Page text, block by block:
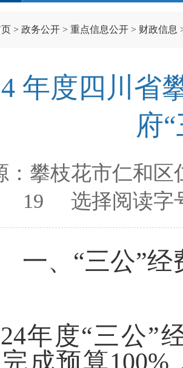
> 政务公开 > 重点信息公开 > 财政信息
年度四川省
府
攀枝花市仁和区
19 选择阅读字
一、 “三公”
年度“三公”
成预算100%